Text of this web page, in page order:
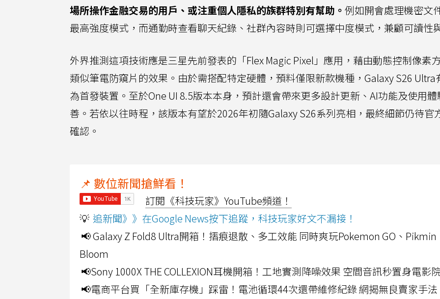
場所操作金融交易的用戶、或注重個人隱私的族群特別有幫助。 例如開會處理機密文
最高強度模式，而通勤時查看聊天紀錄、社群內容時則可選擇中度模式，兼顧可讀性
外界推測這項技術應是三星先前發表的「Flex Magic Pixel」應用，藉由動態控制像素
類似筆電防窺片的效果。由於需搭配特定硬體，預料僅限新款機種，Galaxy S26 Ultra
為首發裝置。至於One UI 8.5版本本身，預計還會帶來更多設計更新、AI功能及使用
善。若依以往時程，該版本有望於2026年初隨Galaxy S26系列亮相，最終細節仍待官
確認。
📌 數位新聞搶鮮看！
訂閱《科技玩家》YouTube頻道！
💡 追新聞》》在Google News按下追蹤，科技玩家好文不漏接！
📢 Galaxy Z Fold8 Ultra開箱！摺痕退散、多工效能 同時爽玩Pokemon GO、Pikmin
Bloom
📢Sony 1000X THE COLLEXION耳機開箱！工地實測降噪效果 空間音訊秒置身電影
📢電商平台買「全新庫存機」踩雷！電池循環44次還帶維修紀錄 網揭無良賣家手法